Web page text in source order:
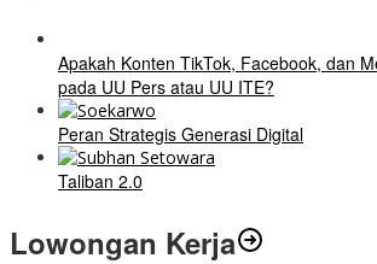
Apakah Konten TikTok, Facebook, dan
pada UU Pers atau UU ITE?
Peran Strategis Generasi Digital
Taliban 2.0
Lowongan Kerja